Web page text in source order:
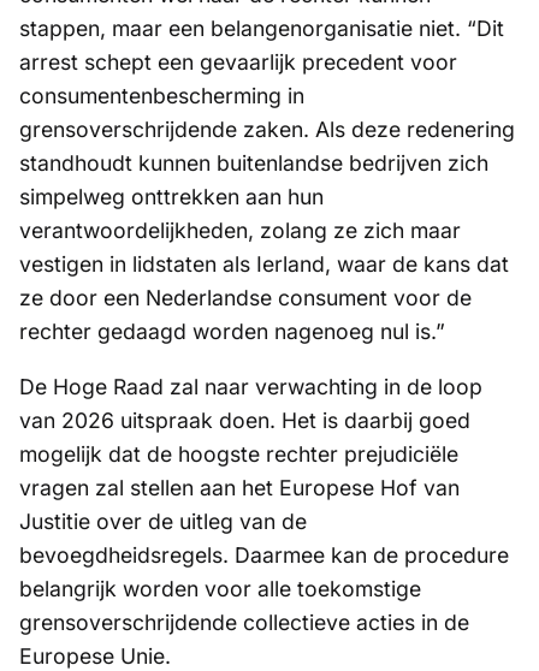
stappen, maar een belangenorganisatie niet. “Dit
arrest schept een gevaarlijk precedent voor
consumentenbescherming in
grensoverschrijdende zaken. Als deze redenering
standhoudt kunnen buitenlandse bedrijven zich
simpelweg onttrekken aan hun
verantwoordelijkheden, zolang ze zich maar
vestigen in lidstaten als Ierland, waar de kans dat
ze door een Nederlandse consument voor de
rechter gedaagd worden nagenoeg nul is.”
De Hoge Raad zal naar verwachting in de loop
van 2026 uitspraak doen. Het is daarbij goed
mogelijk dat de hoogste rechter prejudiciële
vragen zal stellen aan het Europese Hof van
Justitie over de uitleg van de
bevoegdheidsregels. Daarmee kan de procedure
belangrijk worden voor alle toekomstige
grensoverschrijdende collectieve acties in de
Europese Unie.